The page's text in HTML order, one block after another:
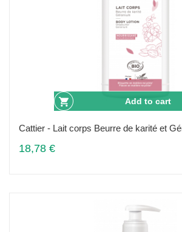
Add to cart
Cattier - Lait corps Beurre de karité et
18,78 €